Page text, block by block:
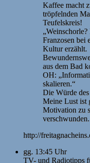
Kaffee macht
tröpfelnden
Teufelskreis!
Franzosen bei
Kultur erzählt.
aus dem Bad
OH:
skalieren.“
Die Würde
Meine Lust ist
Motivation zu
verschwunden.
http://
gg. 13:45 Uhr
TV- und Radiotipps